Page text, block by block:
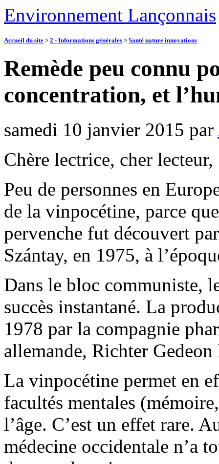
Environnement Lançonnais
Accueil du site > 2 - Informations générales > Santé nature innovations
Remède peu connu
concentration, et
samedi 10 janvier 2015 par
Chère lectrice, cher lecteur,
Peu de personnes en
de la vinpocétine, parce
pervenche fut découvert
Szántay, en 1975, à
Dans le bloc communiste,
succès instantané. La
1978 par la compagnie
allemande, Richter Gedeon
La vinpocétine permet en
facultés mentales
l’âge. C’est un effet rare.
médecine occidentale n’a